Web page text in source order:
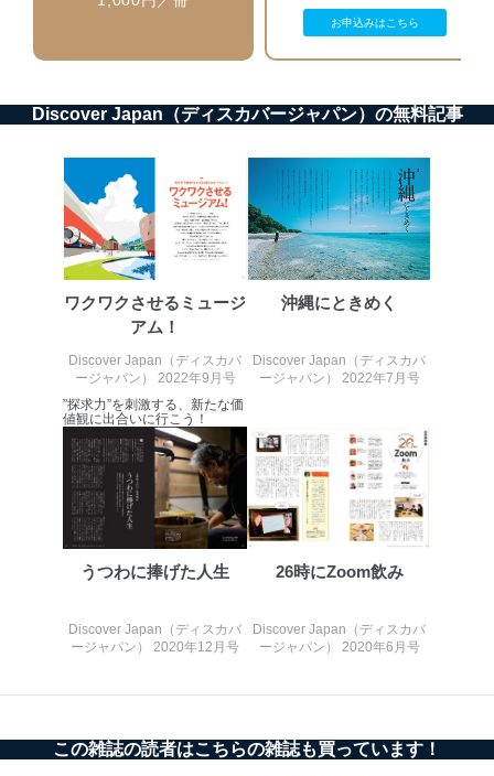
送信する場合に、当該ファイルへのパスワードを
当社は、内部監査及びマネジメントレビューの機会を通
善し、常に最良の状態を維持します。
苦情及び相談受付け窓口
貴殿の個人情報及び当社の個人情報保護マネジメントシ
ステムに関するご相談及び苦情については以下までご連
絡ください。
適切、かつ迅速に対応させていただきます。
係
TEL：0570-200-223
FAX：03-5459-7073
e-mail：cs@fujisan.co.jp
改訂：2025年2月20日
制定：2005年4月1日
株式会社富士山マガジンサービス
代表取締役会長 西野 伸一郎
個人情報の取扱いについて
当社は以下の個人情報保護管理者を設置し、個人情報保
株式会社富士山マガジンサービス
お申込みはこちら
Discover Japan（ディスカバージャパン）の無料記事
ワクワクさせるミュージ
アム！
Discover Japan（ディスカバ
ージャパン） 2022年9月号
”探求力”を刺激する、新たな価
値観に出合いに行こう！
沖縄にときめく
Discover Japan（ディスカバ
ージャパン） 2022年7月号
うつわに捧げた人生
Discover Japan（ディスカバ
ージャパン） 2020年12月号
26時にZoom飲み
Discover Japan（ディスカバ
ージャパン） 2020年6月号
この雑誌の読者はこちらの雑誌も買っています！